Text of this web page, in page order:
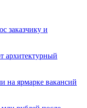
заказчику и
архитектурный
на ярмарке вакансий